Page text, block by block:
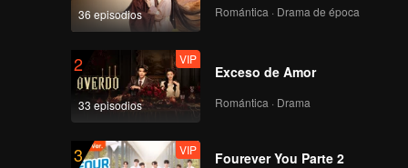
36 episodios Romántica · Drama de época
2
33 episodios
VIP
Exceso de Amor
Romántica · Drama
3 VIP
Fourever You Parte 2